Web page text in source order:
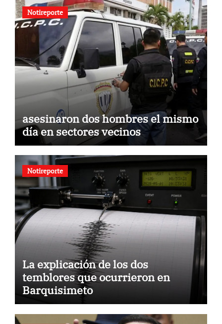
Notireporte
asesinaron dos hombres el mismo
día en sectores vecinos
Notireporte
La explicación de los dos
temblores que ocurrieron en
Barquisimeto